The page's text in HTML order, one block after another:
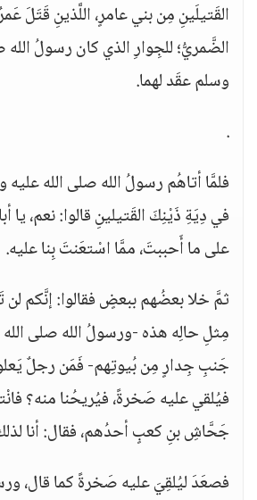
القَتيلَينِ مِن بني عامرٍ، اللَّذينِ قَتَلَ
الضَّمريُّ؛ للجِوارِ الذي كان رسولُ الله
وسلم عقَد لهما.
.
فلمَّا أتاهُم رسولُ الله صلى الله
في دِيَةِ ذَيْنِكَ القَتيلينِ قالوا: نعم، يا
على ما أَحببتَ، ممَّا اسْتعَنتَ بِنا عليه.
ثمَّ خلا بعضُهم ببعضٍ فقالوا: إنَّكم
مِثلِ حالِه هذه -ورسولُ الله صلى
جَنبِ جِدارٍ مِن بُيوتِهم- فَمَن رجلٌ
فيُلقي عليه صَخرةً، فيُريحُنا منه؟
جَحَّاشِ بنِ كعبٍ أحدُهم، فقال: أنا
فصعَدَ ليُلقِيَ عليه صَخرةً كما قال،